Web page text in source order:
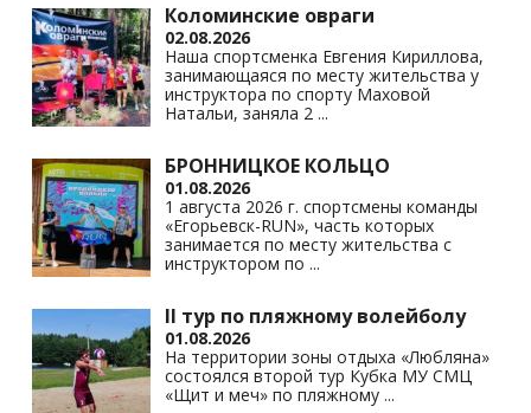
Коломинские овраги
02.08.2026
Наша спортсменка Евгения Кириллова,
занимающаяся по месту жительства у
инструктора по спорту Маховой
Натальи, заняла 2 ...
БРОННИЦКОЕ КОЛЬЦО
01.08.2026
1 августа 2026 г. спортсмены команды
«Егорьевск-RUN», часть которых
занимается по месту жительства с
инструктором по ...
II тур по пляжному волейболу
01.08.2026
На территории зоны отдыха «Любляна»
состоялся второй тур Кубка МУ СМЦ
«Щит и меч» по пляжному ...